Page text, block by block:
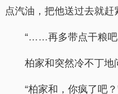
点汽油，把他送过去就赶
“……再多带点干粮吧
柏家和突然冷不丁地
“柏家和，你疯了吧